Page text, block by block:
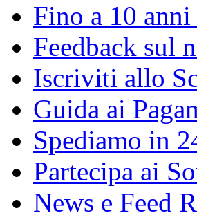
Fino a 10
Feedback sul
Iscriviti allo
Guida ai
Spediamo in
Partecipa ai
News e Feed